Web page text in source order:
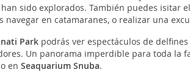
sido explorados. También puedes isitar
navegar en catamaranes, o realizar una
Parkpodrás ver espectáculos de
Un panorama imperdible para toda la
en Seaquarium Snuba.